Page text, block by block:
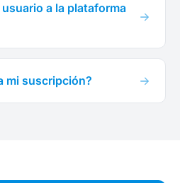
a la plataforma
mi suscripción?